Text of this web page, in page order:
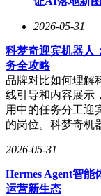
2026-05-31
科梦奇迎宾机器人
务全攻略
品牌对比如何理解
线引导和内容展示
用中的任务分工迎
的岗位。科梦奇机
2026-05-31
Hermes Agent智能
运营新生态